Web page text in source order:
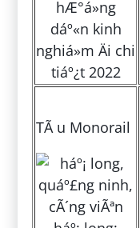
TÃ u Monorail